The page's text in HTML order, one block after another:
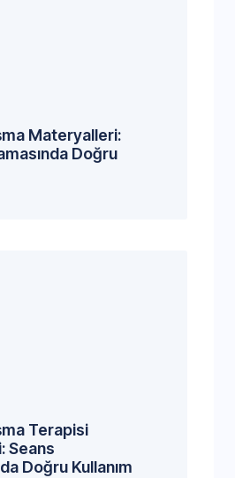
Materyalleri:
Doğru
Terapisi
Seans
Doğru Kullanım